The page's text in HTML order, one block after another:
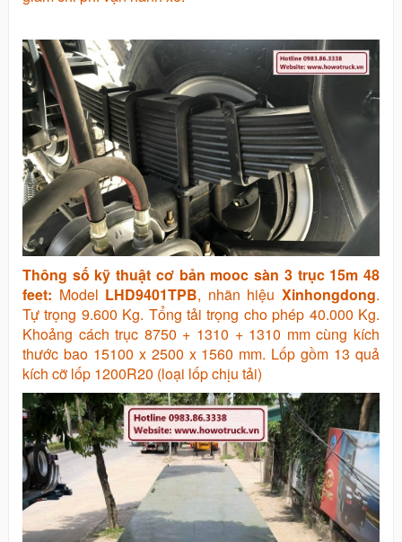
Thông số kỹ thuật cơ bản mooc sàn 3 trục 15m 48
feet: Model LHD9401TPB, nhãn hiệuXinhongdong.
Tự trọng 9.600 Kg. Tổng tải trọng cho phép 40.000 Kg.
Khoảng cách trục 8750 + 1310 + 1310 mm cùng kích
thước bao 15100 x 2500 x 1560 mm. Lốp gồm 13 quả
kích cỡ lốp 1200R20 (loại lốp chịu tải)